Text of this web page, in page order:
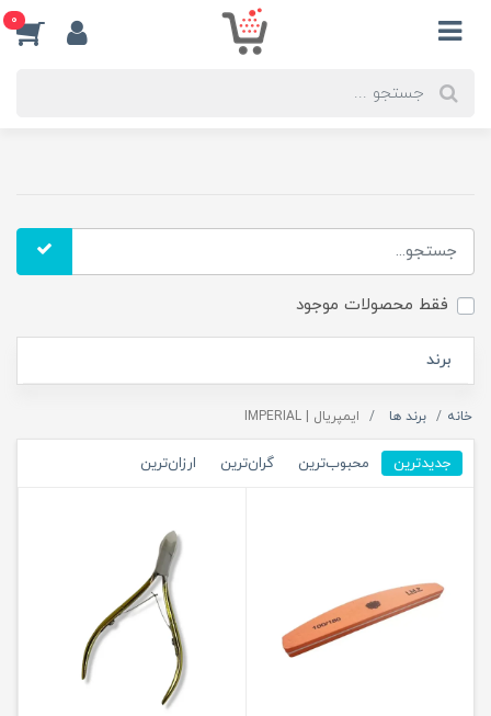
0
فقط محصولات موجود
برند
خانه برند ها ایمپریال | IMPERIAL
جدیدترین محبوب‌ترین گران‌ترین ارزان‌ترین